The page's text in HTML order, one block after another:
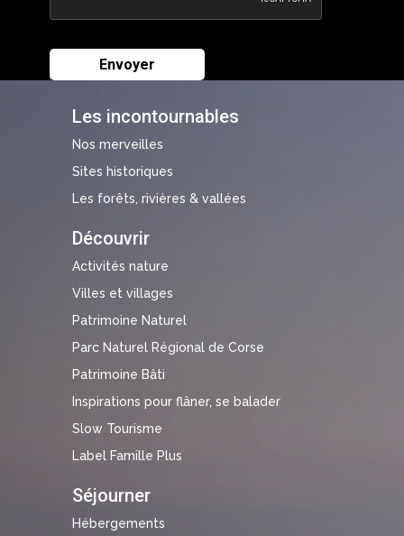
Les incontournables
Nos merveilles
Sites historiques
Les forêts, rivières & vallées
Découvrir
Activités nature
Villes et villages
Patrimoine Naturel
Parc Naturel Régional de Corse
Patrimoine Bâti
Inspirations pour flâner, se balader
Slow Tourisme
Label Famille Plus
Séjourner
Hébergements